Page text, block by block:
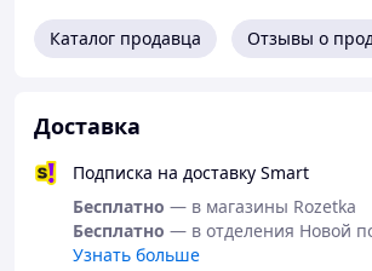
Каталог продавца Отзывы о
Доставка
Подписка на доставку Smart
Бесплатно — в магазины Rozetka
Бесплатно — в отделения Новой
Узнать больше